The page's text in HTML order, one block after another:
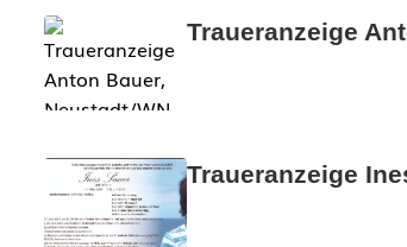
Traueranzeige
Traueranzeige